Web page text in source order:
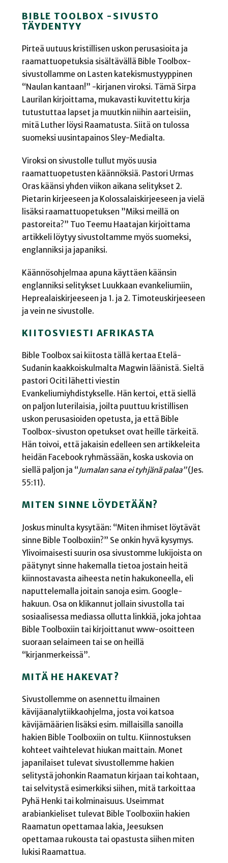
BIBLE TOOLBOX -SIVUSTO
TÄYDENTYY
Pirteä uutuus kristillisen uskon perusasioita ja
raamattuopetuksia sisältävällä Bible Toolbox-
sivustollamme on Lasten katekismustyyppinen
“Naulan kantaan!” -kirjanen viroksi. Tämä Sirpa
Laurilan kirjoittama, mukavasti kuvitettu kirja
tutustuttaa lapset ja muutkin niihin aarteisiin,
mitä Luther löysi Raamatusta. Siitä on tulossa
suomeksi uusintapainos Sley-Medialta.
Viroksi on sivustolle tullut myös uusia
raamattuopetusten käännöksiä. Pastori Urmas
Oras käänsi yhden viikon aikana selitykset 2.
Pietarin kirjeeseen ja Kolossalaiskirjeeseen ja vielä
lisäksi raamattuopetuksen ”Miksi meillä on
pastoreita?” Tuo Teemu Haatajan kirjoittama
artikkeli löytyy sivustoltamme myös suomeksi,
englanniksi ja japaniksi.
Käännösohjelmaa apuna käyttäen käänsin
englanniksi selitykset Luukkaan evankeliumiin,
Heprealaiskirjeeseen ja 1. ja 2. Timoteuskirjeeseen
ja vein ne sivustolle.
KIITOSVIESTI AFRIKASTA
Bible Toolbox sai kiitosta tällä kertaa Etelä-
Sudanin kaakkoiskulmalta Magwin läänistä. Sieltä
pastori Ociti lähetti viestin
Evankeliumiyhdistykselle. Hän kertoi, että siellä
on paljon luterilaisia, joilta puuttuu kristillisen
uskon perusasioiden opetusta, ja että Bible
Toolbox-sivuston opetukset ovat heille tärkeitä.
Hän toivoi, että jakaisin edelleen sen artikkeleita
heidän Facebook ryhmässään, koska uskovia on
siellä paljon ja “Jumalan sana ei tyhjänä palaa”(Jes.
55:11).
MITEN SINNE LÖYDETÄÄN?
Joskus minulta kysytään: “Miten ihmiset löytävät
sinne Bible Toolboxiin?” Se onkin hyvä kysymys.
Ylivoimaisesti suurin osa sivustomme lukijoista on
päätynyt sinne hakemalla tietoa jostain heitä
kiinnostavasta aiheesta netin hakukoneella, eli
naputtelemalla joitain sanoja esim. Google-
hakuun. Osa on klikannut jollain sivustolla tai
sosiaalisessa mediassa ollutta linkkiä, joka johtaa
Bible Toolboxiin tai kirjoittanut www-osoitteen
suoraan selaimeen tai se on heillä
“kirjanmerkeissä”.
MITÄ HE HAKEVAT?
Sivustollemme on asennettu ilmainen
kävijäanalytiikkaohjelma, josta voi katsoa
kävijämäärien lisäksi esim. millaisilla sanoilla
hakien Bible Toolboxiin on tultu. Kiinnostuksen
kohteet vaihtelevat hiukan maittain. Monet
japanilaiset tulevat sivustollemme hakien
selitystä johonkin Raamatun kirjaan tai kohtaan,
tai selvitystä esimerkiksi siihen, mitä tarkoittaa
Pyhä Henki tai kolminaisuus. Useimmat
arabiankieliset tulevat Bible Toolboxiin hakien
Raamatun opettamaa lakia, Jeesuksen
opettamaa rukousta tai opastusta siihen miten
lukisi Raamattua.